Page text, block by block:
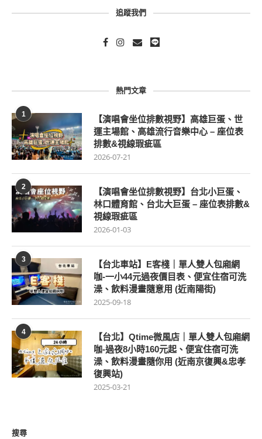
追蹤我們
熱門文章
1
【演唱會坐位排數視野】高雄巨蛋、世
運主場館、高雄流行音樂中心 – 座位表
排數&視線瑕疵區
2026-07-21
2
【演唱會坐位排數視野】台北小巨蛋、
林口體育館、台北大巨蛋 – 座位表排數&
視線瑕疵區
2026-01-03
3
【台北車站】E客棧｜單人雙人包廂網
咖-一小44元過夜價目表、便宜住宿可洗
澡、飲料漫畫隨意用 (近南陽街)
2025-09-18
4
【台北】Qtime微風店｜單人雙人包廂網
咖-過夜8小時160元起、便宜住宿可洗
澡、飲料漫畫隨你用 (近南京復興&忠孝
復興站)
2025-03-21
搜尋